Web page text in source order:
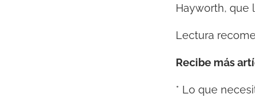
Hayworth, que
Lectura
Recibe más
* Lo que